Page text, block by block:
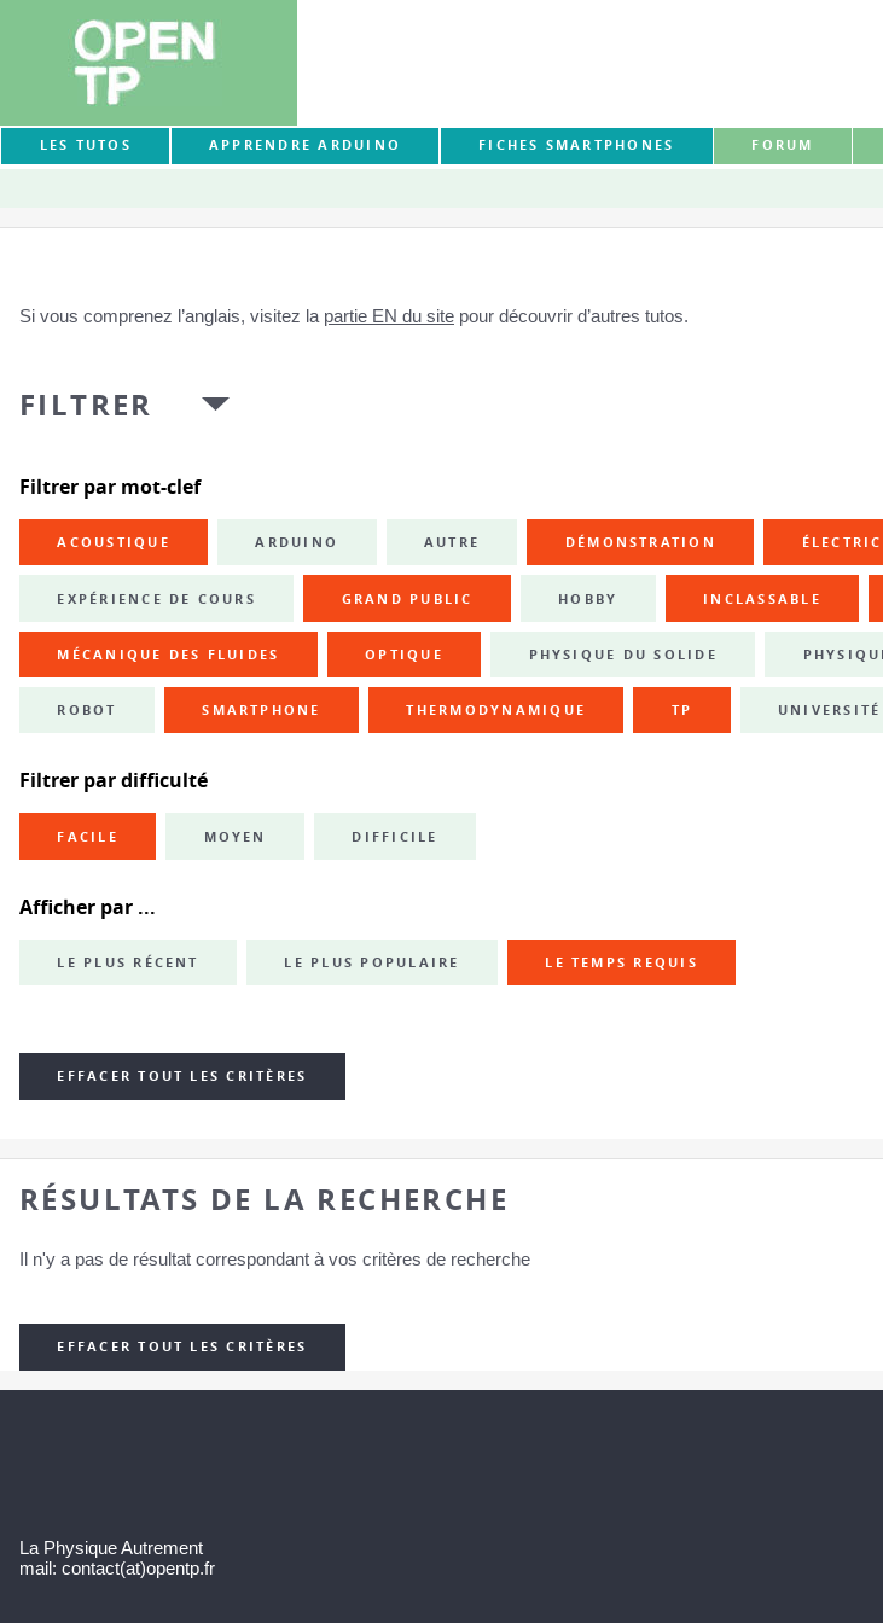
LES TUTOS APPRENDRE ARDUINO FICHES SMARTPHONES FORUM
Si vous comprenez l’anglais, visitez la partie EN du site pour découvrir d’autres tutos.
FILTRER
Filtrer par mot-clef
ACOUSTIQUE ARDUINO AUTRE DÉMONSTRATION
EXPÉRIENCE DE COURS GRAND PUBLIC HOBBY INCLASSABLE
MÉCANIQUE DES FLUIDES OPTIQUE PHYSIQUE DU SOLIDE
ROBOT SMARTPHONE THERMODYNAMIQUE TP UNIVERSITÉ
Filtrer par difficulté
FACILE MOYEN DIFFICILE
Afficher par ...
LE PLUS RÉCENT LE PLUS POPULAIRE LE TEMPS REQUIS
EFFACER TOUT LES CRITÈRES
RÉSULTATS DE LA RECHERCHE
Il n'y a pas de résultat correspondant à vos critères de recherche
EFFACER TOUT LES CRITÈRES
La Physique Autrement
mail: contact(at)opentp.fr